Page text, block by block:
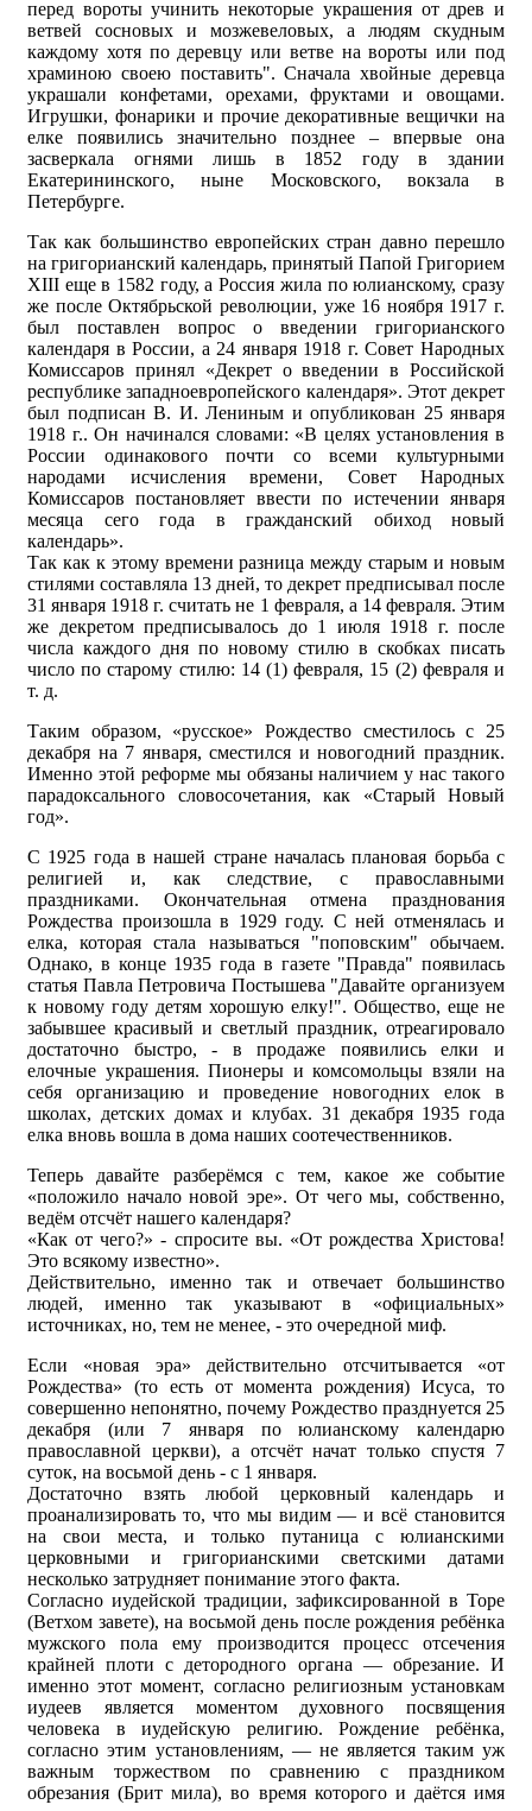
перед вороты учинить некоторые украшения от древ и
ветвей сосновых и мозжевеловых, а людям скудным
каждому хотя по деревцу или ветве на вороты или под
храминою своею поставить". Сначала хвойные деревца
украшали конфетами, орехами, фруктами и овощами.
Игрушки, фонарики и прочие декоративные вещички на
елке появились значительно позднее – впервые она
засверкала огнями лишь в 1852 году в здании
Екатерининского, ныне Московского, вокзала в
Петербурге.
Так как большинство европейских стран давно перешло
на григорианский календарь, принятый Папой Григорием
XIII еще в 1582 году, а Россия жила по юлианскому, сразу
же после Октябрьской революции, уже 16 ноября 1917 г.
был поставлен вопрос о введении григорианского
календаря в России, а 24 января 1918 г. Совет Народных
Комиссаров принял «Декрет о введении в Российской
республике западноевропейского календаря». Этот декрет
был подписан В. И. Лениным и опубликован 25 января
1918 г.. Он начинался словами: «В целях установления в
России одинакового почти со всеми культурными
народами исчисления времени, Совет Народных
Комиссаров постановляет ввести по истечении января
месяца сего года в гражданский обиход новый
календарь».
Так как к этому времени разница между старым и новым
стилями составляла 13 дней, то декрет предписывал после
31 января 1918 г. считать не 1 февраля, а 14 февраля. Этим
же декретом предписывалось до 1 июля 1918 г. после
числа каждого дня по новому стилю в скобках писать
число по старому стилю: 14 (1) февраля, 15 (2) февраля и
т. д.
Таким образом, «русское» Рождество сместилось с 25
декабря на 7 января, сместился и новогодний праздник.
Именно этой реформе мы обязаны наличием у нас такого
парадоксального словосочетания, как «Старый Новый
год».
С 1925 года в нашей стране началась плановая борьба с
религией и, как следствие, с православными
праздниками. Окончательная отмена празднования
Рождества произошла в 1929 году. С ней отменялась и
елка, которая стала называться "поповским" обычаем.
Однако, в конце 1935 года в газете "Правда" появилась
статья Павла Петровича Постышева "Давайте организуем
к новому году детям хорошую елку!". Общество, еще не
забывшее красивый и светлый праздник, отреагировало
достаточно быстро, - в продаже появились елки и
елочные украшения. Пионеры и комсомольцы взяли на
себя организацию и проведение новогодних елок в
школах, детских домах и клубах. 31 декабря 1935 года
елка вновь вошла в дома наших соотечественников.
Теперь давайте разберёмся с тем, какое же событие
«положило начало новой эре». От чего мы, собственно,
ведём отсчёт нашего календаря?
«Как от чего?» - спросите вы. «От рождества Христова!
Это всякому известно».
Действительно, именно так и отвечает большинство
людей, именно так указывают в «официальных»
источниках, но, тем не менее, - это очередной миф.
Если «новая эра» действительно отсчитывается «от
Рождества» (то есть от момента рождения) Исуса, то
совершенно непонятно, почему Рождество празднуется 25
декабря (или 7 января по юлианскому календарю
православной церкви), а отсчёт начат только спустя 7
суток, на восьмой день - с 1 января.
Достаточно взять любой церковный календарь и
проанализировать то, что мы видим — и всё становится
на свои места, и только путаница с юлианскими
церковными и григорианскими светскими датами
несколько затрудняет понимание этого факта.
Согласно иудейской традиции, зафиксированной в Торе
(Ветхом завете), на восьмой день после рождения ребёнка
мужского пола ему производится процесс отсечения
крайней плоти с детородного органа — обрезание. И
именно этот момент, согласно религиозным установкам
иудеев является моментом духовного посвящения
человека в иудейскую религию. Рождение ребёнка,
согласно этим установлениям, — не является таким уж
важным торжеством по сравнению с праздником
обрезания (Брит мила), во время которого и даётся имя